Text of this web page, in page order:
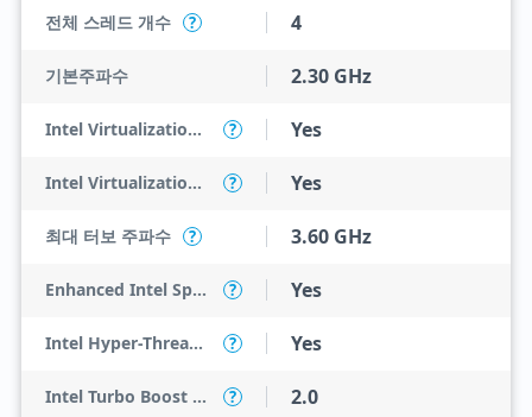
전체 스레드 개수 ? 4
기본주파수 2.30 GHz
Intel Virtualization Technology (VT-x) ? Yes
Intel Virtualization Technology for Directed I/O (VT-d) ? Yes
최대 터보 주파수 ? 3.60 GHz
Enhanced Intel SpeedStep Technology ? Yes
Intel Hyper-Threading Technology ? Yes
Intel Turbo Boost Technology ? 2.0